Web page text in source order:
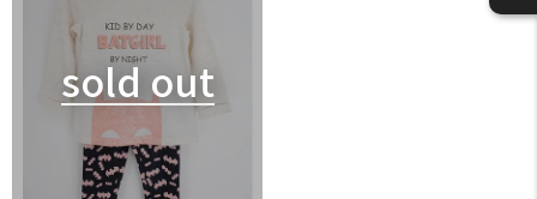
sold out